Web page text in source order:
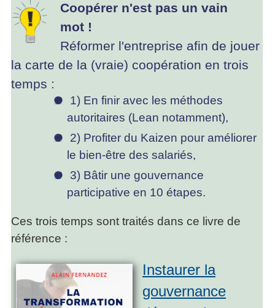
Coopérer n'est pas un vain
mot !
Réformer l'entreprise afin de jouer
la carte de la (vraie) coopération en trois
temps :
1) En finir avec les méthodes
autoritaires (Lean notamment),
2) Profiter du Kaizen pour améliorer
le bien-être des salariés,
3) Bâtir une gouvernance
participative en 10 étapes.
Ces trois temps sont traités dans ce livre de
référence :
Instaurer la
gouvernance